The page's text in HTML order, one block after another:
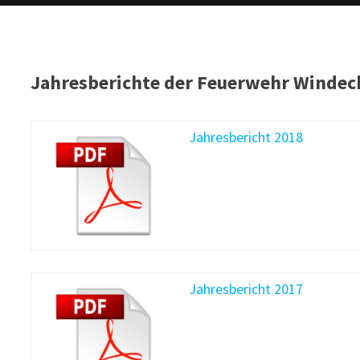
Jahresberichte der Feuerwehr
Jahresbericht 2018
Jahresbericht 2017